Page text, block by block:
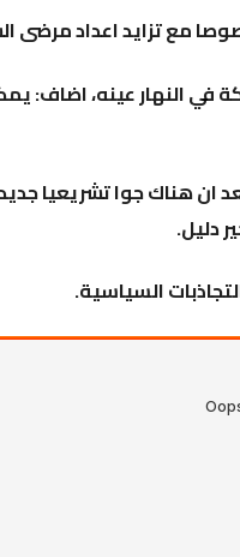
مع تزايد اعداد مرضى
في النهار عينه، اضاف:
ان هناك جوا تشريعيا
دليل.
السياسية.